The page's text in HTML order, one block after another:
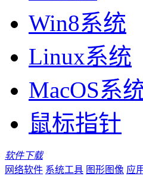
Win8系统
Linux系统
MacOS系
鼠标指针
软件下载
网络软件 系统工具 图形图像 应